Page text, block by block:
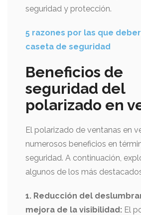
seguridad y protección.
5 razones por las que
caseta de seguridad
Beneficios de
seguridad del
polarizado en
El polarizado de ventanas en
numerosos beneficios en
seguridad. A continuación,
algunos de los más
1. Reducción del
mejora de la visibilidad: El